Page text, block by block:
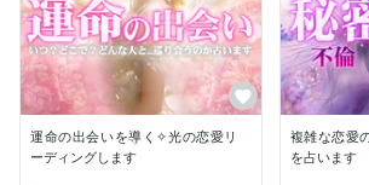
そこから自然と、
タロットカードやオラクルカードの
世界に惹かれ、20年以上にわたり
占いに携わってきました。
これまで約１万人のお客様と接する
お仕事を通じて、人の心に寄り添う力や
運命の出会いを導く✧光の恋愛リ
ーディングします
複雑な恋愛
を占います